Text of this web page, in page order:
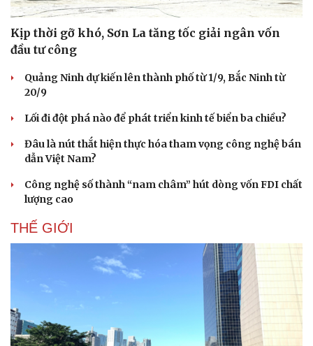
Kịp thời gỡ khó, Sơn La tăng tốc giải ngân vốn
đầu tư công
Quảng Ninh dự kiến lên thành phố từ 1/9, Bắc Ninh từ
20/9
Lối đi đột phá nào để phát triển kinh tế biển ba chiều?
Đâu là nút thắt hiện thực hóa tham vọng công nghệ bán
dẫn Việt Nam?
Công nghệ số thành “nam châm” hút dòng vốn FDI chất
lượng cao
THẾ GIỚI